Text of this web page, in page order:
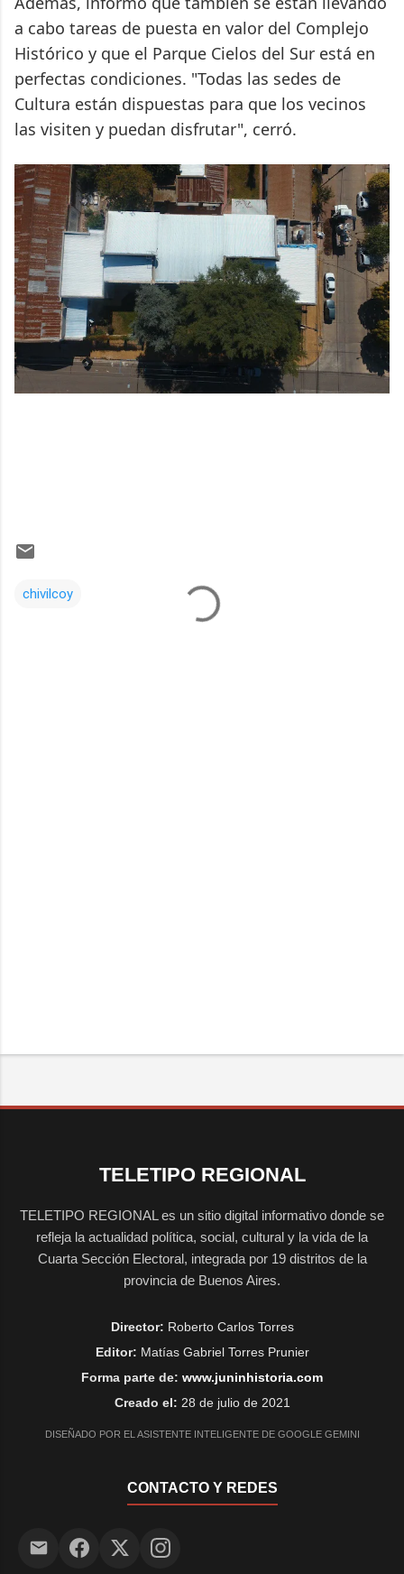
a cabo tareas de puesta en valor del Complejo
Histórico y que el Parque Cielos del Sur está en
perfectas condiciones. "Todas las sedes de
Cultura están dispuestas para que los vecinos
las visiten y puedan disfrutar", cerró.
chivilcoy
TELETIPO REGIONAL
TELETIPO REGIONAL es un sitio digital informativo donde se
refleja la actualidad política, social, cultural y la vida de la
Cuarta Sección Electoral, integrada por 19 distritos de la
provincia de Buenos Aires.
Director: Roberto Carlos Torres
Editor: Matías Gabriel Torres Prunier
Forma parte de: www.juninhistoria.com
Creado el: 28 de julio de 2021
DISEÑADO POR EL ASISTENTE INTELIGENTE DE GOOGLE GEMINI
CONTACTO Y REDES